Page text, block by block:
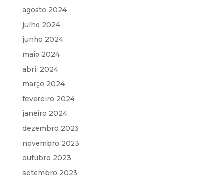
agosto 2024
julho 2024
junho 2024
maio 2024
abril 2024
março 2024
fevereiro 2024
janeiro 2024
dezembro 2023
novembro 2023
outubro 2023
setembro 2023